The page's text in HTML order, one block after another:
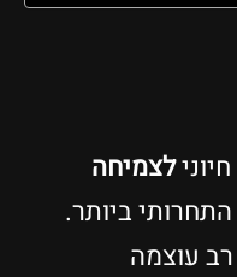
חיונילצמיחה
התחרותי ביותר.
עוצמה